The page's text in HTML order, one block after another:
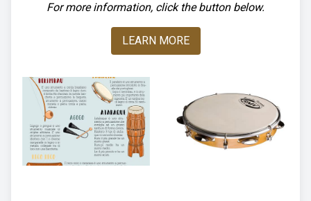
For more information, click the button below.
LEARN MORE